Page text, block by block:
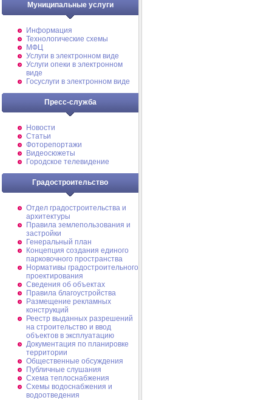
Муниципальные услуги
Информация
Технологические схемы
МФЦ
Услуги в электронном виде
Услуги опеки в электронном
виде
Госуслуги в электронном виде
Пресс-служба
Новости
Статьи
Фоторепортажи
Видеосюжеты
Городское телевидение
Градостроительство
Отдел градостроительства и
архитектуры
Правила землепользования и
застройки
Генеральный план
Концепция создания единого
парковочного пространства
Нормативы градостроительного
проектирования
Сведения об объектах
Правила благоустройства
Размещение рекламных
конструкций
Реестр выданных разрешений
на строительство и ввод
объектов в эксплуатацию
Документация по планировке
территории
Общественные обсуждения
Публичные слушания
Схема теплоснабжения
Схемы водоснабжения и
водоотведения